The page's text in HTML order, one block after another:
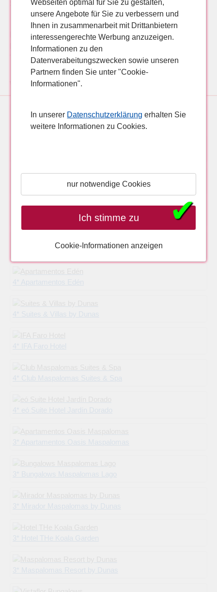
Singleurlaub günstig buchen.
Pauschalreise Gran Canaria, Maspalomas, 2* Tara
Bungalows Pauschalreise Maspalomas, Gran Canaria 2*
Tara Bungalows
5* Seaside Grand Hotel Residencia
5* Salobre Hotel Resort & Serenity
5* Riu Palace Meloneras
4* Vital Suites Residence, Salud & Spa
4* Apartamentos Edén
4* Suites & Villas by Dunas
4* IFA Faro Hotel
4* Club Maspalomas Suites & Spa
4* eó Suite Hotel Jardín Dorado
3* Apartamentos Oasis Maspalomas
3* Bungalows Maspalomas Lago
3* Mirador Maspalomas by Dunas
3* Hotel THe Koala Garden
3* Maspalomas Resort by Dunas
Webseiten optimal für Sie zu gestalten,
unsere Angebote für Sie zu verbessern und
Ihnen in zusammenarbeit mit Drittanbietern
interessengerechte Werbung anzuzeigen.
Informationen zu den
Datenverabeitungszwecken sowie unseren
Partnern finden Sie unter "Cookie-
Informationen".
In unserer Datenschutzerklärung erhalten Sie
weitere Informationen zu Cookies.
nur notwendige Cookies
Ich stimme zu ✔
Cookie-Informationen anzeigen